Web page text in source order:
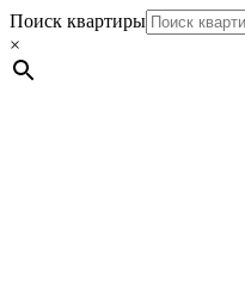
Поиск квартиры
×